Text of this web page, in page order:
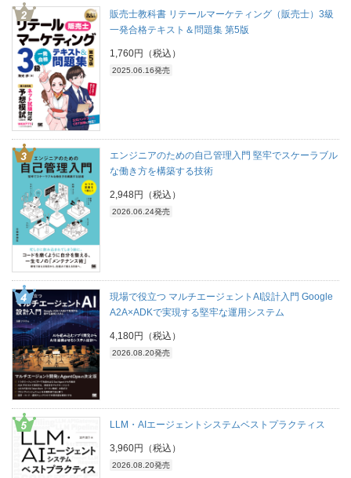
販売士教科書 リテールマーケティング（販売士）3級
一発合格テキスト＆問題集 第5版
1,760円（税込）
2025.06.16発売
エンジニアのための自己管理入門 堅牢でスケーラブル
な働き方を構築する技術
2,948円（税込）
2026.06.24発売
現場で役立つ マルチエージェントAI設計入門 Google
A2A×ADKで実現する堅牢な運用システム
4,180円（税込）
2026.08.20発売
LLM・AIエージェントシステムベストプラクティス
3,960円（税込）
2026.08.20発売